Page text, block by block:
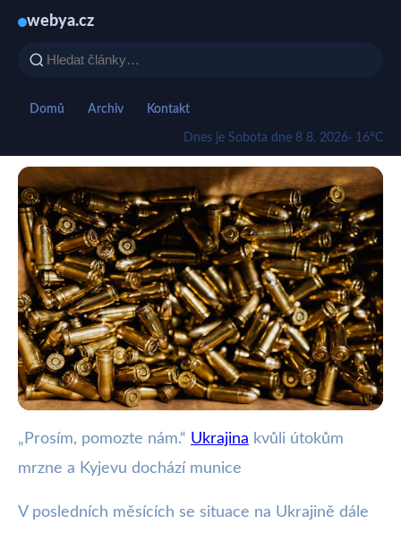
webya.cz
Domů Archiv Kontakt
Dnes je Sobota dne 8 8. 2026· 16°C
webya.cz
Ukrajina v zimě: Boj o teplé
domovy a dostatek munice
„Prosím, pomozte nám.“ Ukrajina kvůli útokům
mrzne a Kyjevu dochází munice
V posledních měsících se situace na Ukrajině dále